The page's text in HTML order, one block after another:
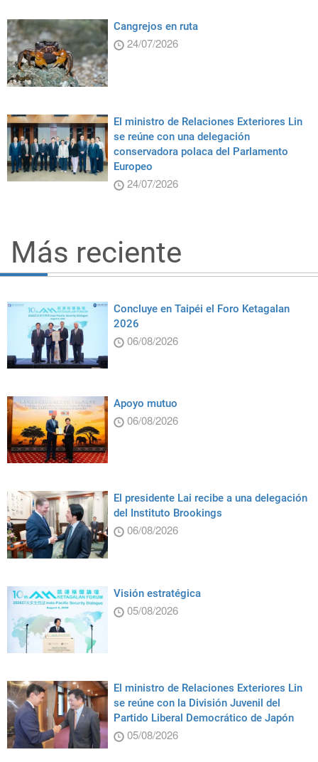
Cangrejos en ruta
24/07/2026
El ministro de Relaciones Exteriores Lin
se reúne con una delegación
conservadora polaca del Parlamento
Europeo
24/07/2026
Más reciente
Concluye en Taipéi el Foro Ketagalan
2026
06/08/2026
Apoyo mutuo
06/08/2026
El presidente Lai recibe a una delegación
del Instituto Brookings
06/08/2026
Visión estratégica
05/08/2026
El ministro de Relaciones Exteriores Lin
se reúne con la División Juvenil del
Partido Liberal Democrático de Japón
05/08/2026